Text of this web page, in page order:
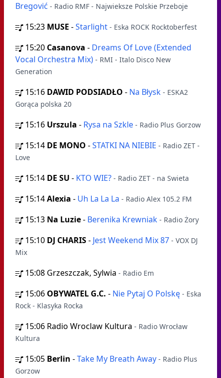
Bregović - Radio RMF - Najwieksze Polskie Przeboje
15:23 MUSE -Starlight - Eska ROCK Rocktoberfest
15:20 Casanova - Dreams Of Love (Extended
Vocal Orchestra Mix) - RMI - Italo Disco New
Generation
15:16 DAWID PODSIADŁO - Na Błysk - ESKA2
Gorąca polska 20
15:16 Urszula - Rysa na Szkle - Radio Plus Gorzow
15:14 DE MONO -STATKI NA NIEBIE - Radio ZET -
Love
15:14 DE SU - KTO WIE? - Radio ZET - na Swieta
15:14Alexia - Uh La La La - Radio Alex 105.2 FM
15:13 Na Luzie- Berenika Krewniak - Radio Żory
15:10 DJ CHARIS- Jest Weekend Mix 87 - VOX DJ
Mix
15:08 Grzeszczak, Sylwia - Radio Em
15:06 OBYWATEL G.C. - Nie Pytaj O Polskę - Eska
Rock - Klasyka Rocka
15:06 Radio Wroclaw Kultura - Radio Wrocław
Kultura
15:05 Berlin -Take My Breath Away - Radio Plus
Gorzow